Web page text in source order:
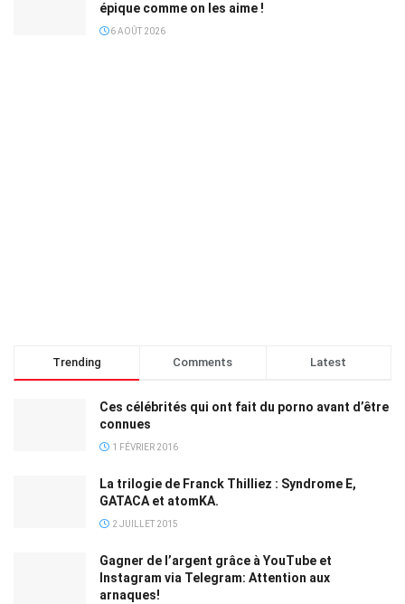
épique comme on les aime !
6 AOÛT 2026
Trending Comments Latest
Ces célébrités qui ont fait du porno avant d’être
connues
1 FÉVRIER 2016
La trilogie de Franck Thilliez : Syndrome E,
GATACA et atomKA.
2 JUILLET 2015
Gagner de l’argent grâce à YouTube et
Instagram via Telegram: Attention aux
arnaques!